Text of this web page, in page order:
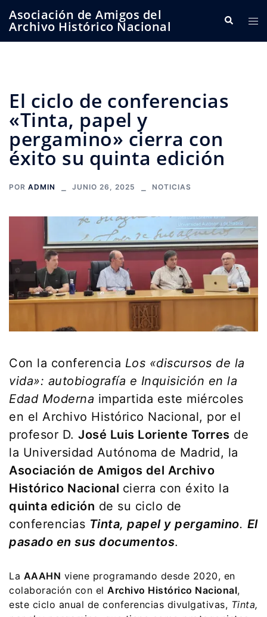
Asociación de Amigos del
Archivo Histórico Nacional Buscar
El ciclo de conferencias
«Tinta, papel y
pergamino» cierra con
éxito su quinta edición
POR ADMIN JUNIO 26, 2025 NOTICIAS
Con la conferencia Los «discursos de la
vida»: autobiografía e Inquisición en la
Edad Moderna impartida este miércoles
en el Archivo Histórico Nacional, por el
profesor D. José Luis Loriente Torres de
la Universidad Autónoma de Madrid, la
Asociación de Amigos del Archivo
Histórico Nacional cierra con éxito la
quinta edición de su ciclo de
conferencias Tinta, papel y pergamino. El
pasado en sus documentos.
La AAAHN viene programando desde 2020, en
colaboración con el Archivo Histórico Nacional,
este ciclo anual de conferencias divulgativas, Tinta,